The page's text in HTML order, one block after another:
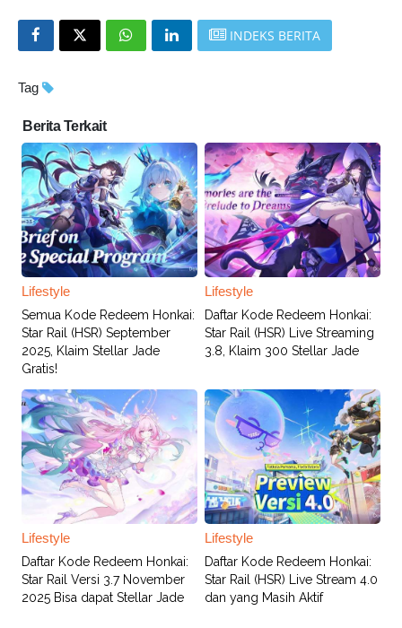
INDEKS BERITA
Tag
Berita Terkait
Lifestyle
Semua Kode Redeem Honkai:
Star Rail (HSR) September
2025, Klaim Stellar Jade
Gratis!
Lifestyle
Daftar Kode Redeem Honkai:
Star Rail (HSR) Live Streaming
3.8, Klaim 300 Stellar Jade
Lifestyle
Daftar Kode Redeem Honkai:
Star Rail Versi 3.7 November
2025 Bisa dapat Stellar Jade
Lifestyle
Daftar Kode Redeem Honkai:
Star Rail (HSR) Live Stream 4.0
dan yang Masih Aktif